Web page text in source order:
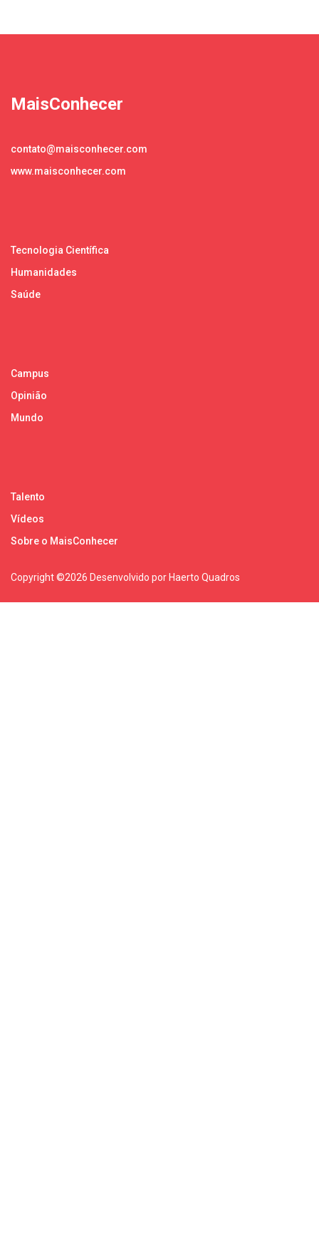
MaisConhecer
contato@maisconhecer.com
www.maisconhecer.com
Tecnologia Científica
Humanidades
Saúde
Campus
Opinião
Mundo
Talento
Vídeos
Sobre o MaisConhecer
Copyright ©2026 Desenvolvido por Haerto Quadros